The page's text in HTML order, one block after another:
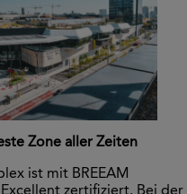
Zone aller Zeiten
ist mit BREEAM
zertifiziert. Bei der